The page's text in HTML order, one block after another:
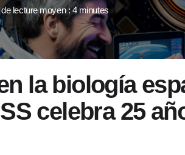
lecture moyen : 4 minutes
la biología
celebra 25